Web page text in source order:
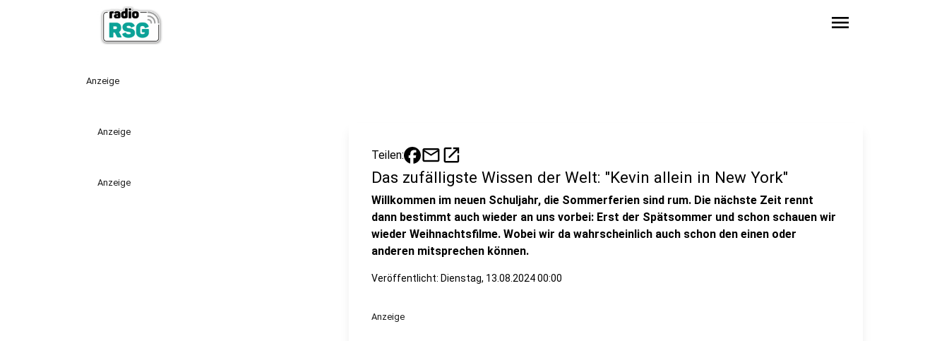
menu
Anzeige
Anzeige
Anzeige
Teilen: mailopen_in_new
Das zufälligste Wissen der Welt: "Kevin allein in New York"
Willkommen im neuen Schuljahr, die Sommerferien sind rum. Die nächste Zeit rennt
dann bestimmt auch wieder an uns vorbei: Erst der Spätsommer und schon schauen wir
wieder Weihnachtsfilme. Wobei wir da wahrscheinlich auch schon den einen oder
anderen mitsprechen können.
Veröffentlicht: Dienstag, 13.08.2024 00:00
Anzeige